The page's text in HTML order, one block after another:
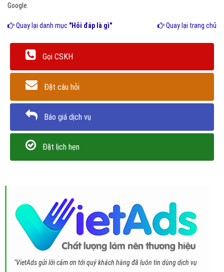
Google.
Quay lại danh mục "Hỏi đáp là gì" Quay lại trang chủ
Gọi CSKH
Đặt câu hỏi
Báo giá dịch vụ
Đặt lịch hẹn
"VietAds gửi lời cảm ơn tới quý khách hàng đã luôn tin dùng dịch vụ